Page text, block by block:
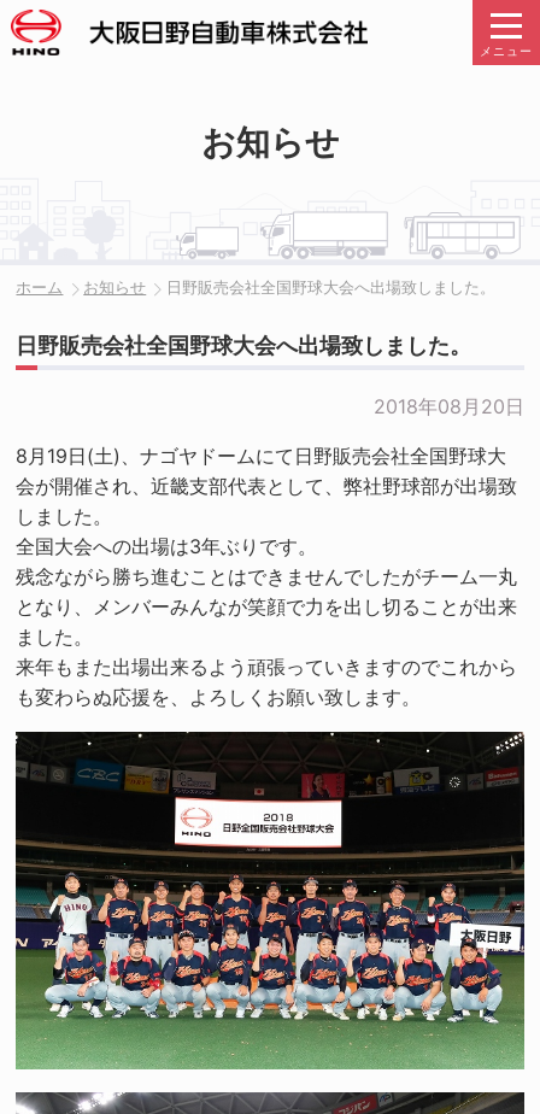
メニュー
お知らせ
ホーム お知らせ 日野販売会社全国野球大会へ出場致しました。
日野販売会社全国野球大会へ出場致しました。
2018年08月20日
8月19日(土)、ナゴヤドームにて日野販売会社全国野球大
会が開催され、近畿支部代表として、弊社野球部が出場致
しました。
全国大会への出場は3年ぶりです。
残念ながら勝ち進むことはできませんでしたがチーム一丸
となり、メンバーみんなが笑顔で力を出し切ることが出来
ました。
来年もまた出場出来るよう頑張っていきますのでこれから
も変わらぬ応援を、よろしくお願い致します。